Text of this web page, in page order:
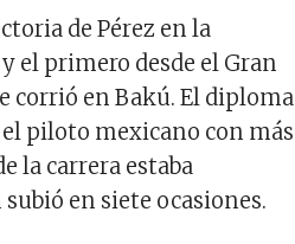
de Pérez en la
el primero desde el Gran
corrió en Bakú. El diploma
piloto mexicano con más
la carrera estaba
en siete ocasiones.